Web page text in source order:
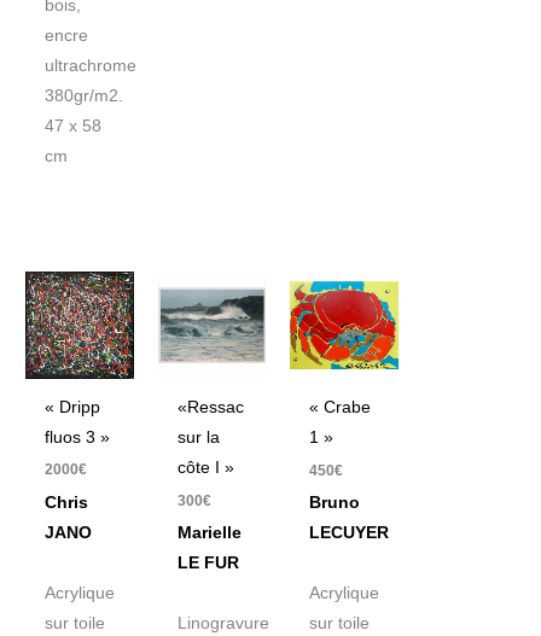
bois,
encre
ultrachrome
380gr/m2.
47 x 58
cm
« Dripp
fluos 3 »
2000€
Chris
JANO
Acrylique
sur toile
«Ressac
sur la
côte I »
300€
Marielle
LE FUR
Linogravure
« Crabe
1 »
450€
Bruno
LECUYER
Acrylique
sur toile